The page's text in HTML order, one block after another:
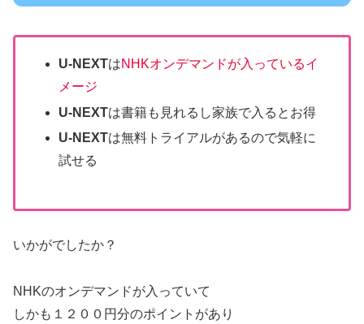
U-NEXTはNHKオンデマンドが入っているイ
メージ
U-NEXTは書籍も見れるし家族で入るとお得
U-NEXTは無料トライアルがあるので気軽に
試せる
いかがでしたか？
NHKのオンデマンドが入っていて
しかも１２００円分のポイントがあり